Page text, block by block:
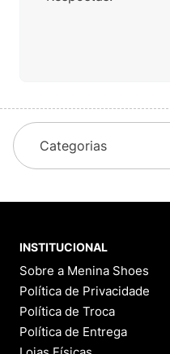
Categorias
INSTITUCIONAL
Sobre a Menina Shoes
Política de Privacidade
Política de Troca
Política de Entrega